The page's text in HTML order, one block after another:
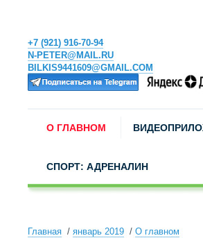
+7 (921) 916-70-94
N-PETER@MAIL.RU
BILKIS9441609@GMAIL.COM
О ГЛАВНОМ
СПОРТ: АДРЕНАЛИН
Главная январь 2019 О главном